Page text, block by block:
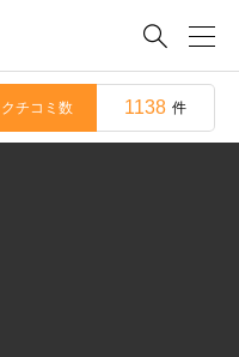

クチコミ数 1138 件